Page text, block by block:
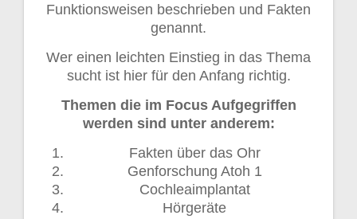
Funktionsweisen beschrieben und Fakten
genannt.
Wer einen leichten Einstieg in das Thema
sucht ist hier für den Anfang richtig.
Themen die im Focus Aufgegriffen
werden sind unter anderem:
Fakten über das Ohr
Genforschung Atoh 1
Cochleaimplantat
Hörgeräte